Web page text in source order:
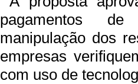
pagamentos
manipulação dos
empresas
com uso de